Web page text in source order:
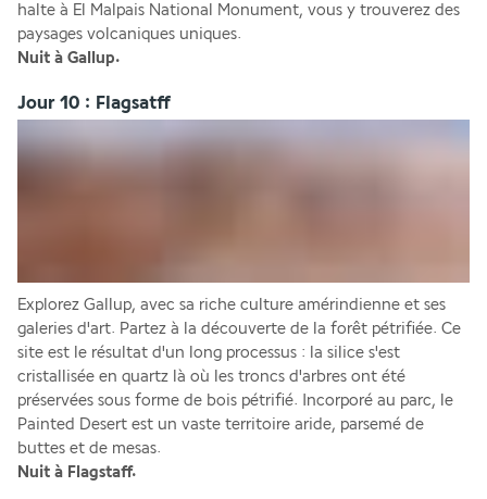
halte à El Malpais National Monument, vous y trouverez des
paysages volcaniques uniques.
Nuit à Gallup.
Jour 10 : Flagsatff
Explorez Gallup, avec sa riche culture amérindienne et ses
galeries d'art. Partez à la découverte de la forêt pétrifiée. Ce
site est le résultat d'un long processus : la silice s'est
cristallisée en quartz là où les troncs d'arbres ont été
préservées sous forme de bois pétrifié. Incorporé au parc, le
Painted Desert est un vaste territoire aride, parsemé de
buttes et de mesas.
Nuit à Flagstaff.